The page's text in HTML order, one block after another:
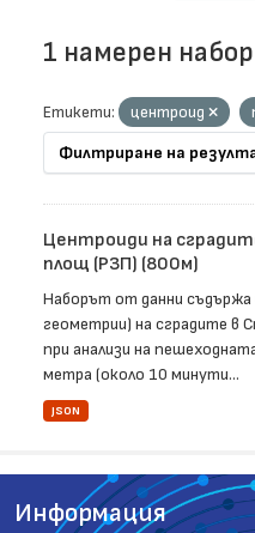
1 намерен
Етикети: центроид
Филтриране на
Центроиди на
площ (РЗП) (800м)
Наборът от данни
геометрии) на сградите в
при анализи на
метра (около 10 минути...
JSON
Информация